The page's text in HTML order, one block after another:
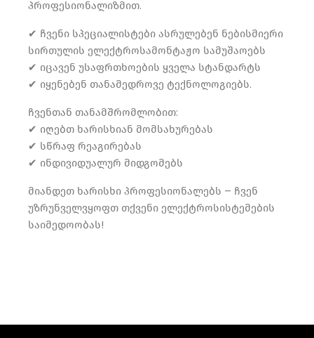
პროფესიონალიზმით.
✔ ჩვენი სპეციალისტები ასრულებენ ნებისმიერი
სირთულის ელექტროსამონტაჟო სამუშაოებს
✔ იცავენ უსაფრთხოების ყველა სტანდარტს
✔ იყენებენ თანამედროვე ტექნოლოგიებს.
ჩვენთან თანამშრომლობით:
✔ იღებთ ხარისხიან მომსახურებას
✔ სწრაფ რეაგირებას
✔ ინდივიდუალურ მიდგომებს
მიანდეთ ხარისხი პროფესიონალებს – ჩვენ
უზრუნველვყოფთ თქვენი ელექტროსისტემების
საიმედოობას!